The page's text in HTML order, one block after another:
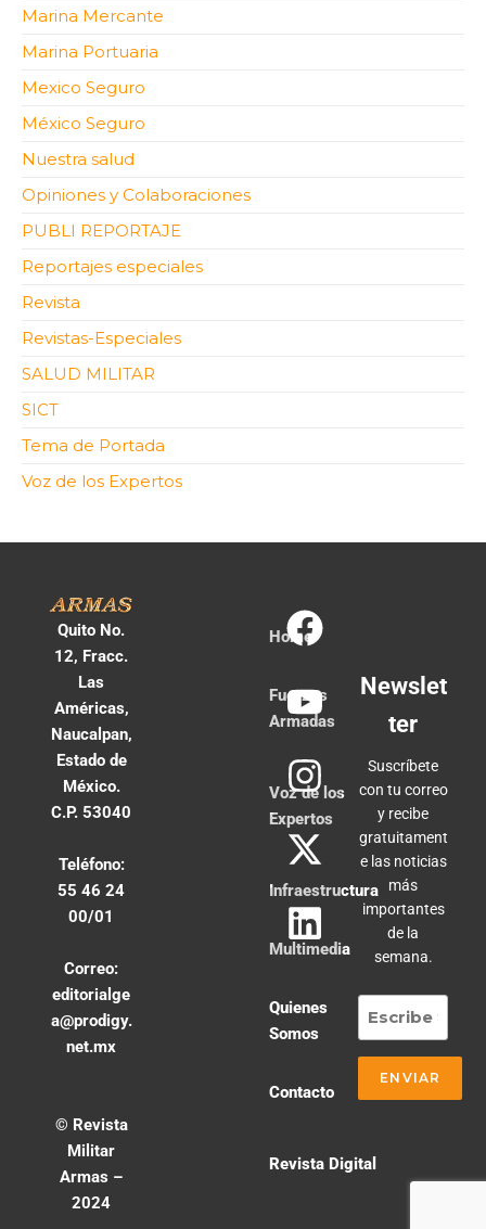
Marina Mercante
Marina Portuaria
Mexico Seguro
México Seguro
Nuestra salud
Opiniones y Colaboraciones
PUBLI REPORTAJE
Reportajes especiales
Revista
Revistas-Especiales
SALUD MILITAR
SICT
Tema de Portada
Voz de los Expertos
Quito No.
12, Fracc.
Las
Américas,
Naucalpan,
Estado de
México.
C.P. 53040
Teléfono:
55 46 24
00/01
Correo:
editorialge
a@prodigy.
net.mx
© Revista
Militar
Armas –
2024
Home
Fuerzas
Armadas
Voz de los
Expertos
Infraestructura
Multimedia
Quienes
Somos
Contacto
Revista Digital
Newslet
ter
Suscríbete
con tu correo
y recibe
gratuitament
e las noticias
más
importantes
de la
semana.